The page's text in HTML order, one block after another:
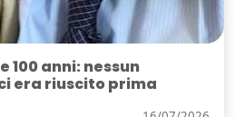
100 anni: nessun
era riuscito prima